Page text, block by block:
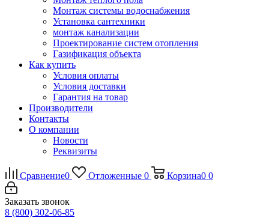
Монтаж системы водоснабжения
Установка сантехники
монтаж канализации
Проектирование систем отопления
Газификация объекта
Как купить
Условия оплаты
Условия доставки
Гарантия на товар
Производители
Контакты
О компании
Новости
Реквизиты
Сравнение0 Отложенные 0 Корзина0 0
Заказать звонок
8 (800) 302-06-85